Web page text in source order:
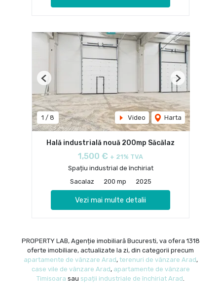
1 / 8 Video Harta
Previous Next
Hală industrială nouă 200mp Săcălaz
1,500 € + 21% TVA
Spațiu industrial de închiriat
Sacalaz
200 mp 2025
Vezi mai multe detalii
PROPERTY LAB, Agenție imobiliară Bucuresti, va ofera 1318
oferte imobiliare, actualizate la zi, din categorii precum
apartamente de vânzare Arad, terenuri de vânzare Arad,
case vile de vânzare Arad, apartamente de vânzare
Timisoara sau spații industriale de închiriat Arad